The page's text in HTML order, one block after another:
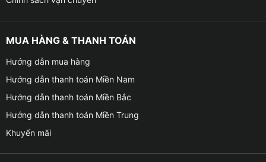
MUA HÀNG & THANH TOÁN
Hướng dẫn mua hàng
Hướng dẫn thanh toán Miền Nam
Hướng dẫn thanh toán Miền Bắc
Hướng dẫn thanh toán Miền Trung
Khuyến mãi